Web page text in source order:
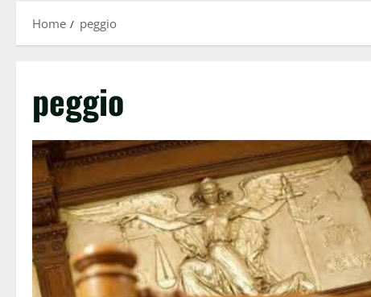
Home peggio
peggio